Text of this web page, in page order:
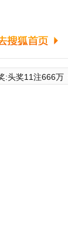
:头奖11注666万